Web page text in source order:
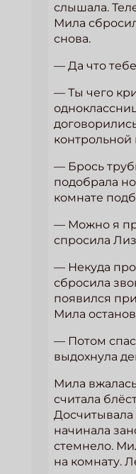
слышала.
Мила
снова.
— Да что
— Ты чего
контрольной
— Брось
подобрала
комнате
— Можно я
спросила
— Некуда
сбросила
появился
Мила
— Потом
выдохнула
Мила
считала
Досчитывала
начинала
стемнело.
на комнату.